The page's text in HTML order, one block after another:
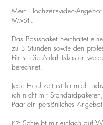
Mein Hochzeitsvideo-
MwSt).
Das Basispaket beinhaltet
zu 3 Stunden sowie den
Films. Die Anfahrtskosten
berechnet.
Jede Hochzeit ist für mich
ich nicht mit
Paar ein persönliches
👉 Schreibt mir einfach auf